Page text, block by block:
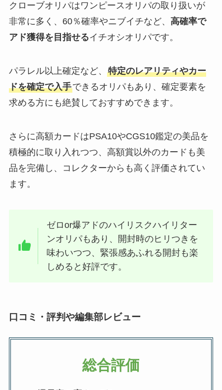
クローブオリパはワンピースオリパの取り扱いが
非常に多く、60％確率やニブイチなど、 高確率で
アド獲得を目指せるイチオシオリパです。
パラレル以上確定など、 特定のレアリティやカー
ドを確定で入手できるオリパもあり、確定要素を
求める方にも絶賛しておすすめできます。
さらに高額カードはPSA10やCGS10鑑定の美品を
積極的に取り入れつつ、高額賞以外のカードも美
品を完備し、コレクターからも高く評価されてい
ます。
ゼロor爆アドのハイリスクハイリター
ンオリパもあり、開封時のヒリつきを
味わいつつ、緊張感あふれる開封も楽
しめると好評です。
口コミ・評判や編集部レビュー
総合評価